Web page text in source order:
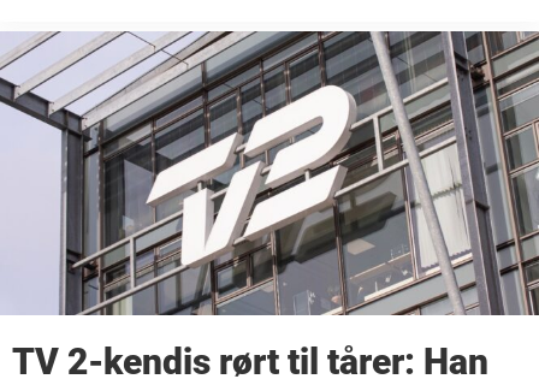
TV 2-kendis rørt til tårer: Han